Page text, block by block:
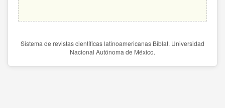
Sistema de revistas científicas latinoamericanas Biblat. Universidad
Nacional Autónoma de México.